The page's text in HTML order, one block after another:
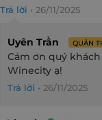
out of 5
Trả lời • 26/11/2025
Uyên Trần QUẢN
Cảm ơn quý
Winecity ạ!
Trả lời • 26/11/2025